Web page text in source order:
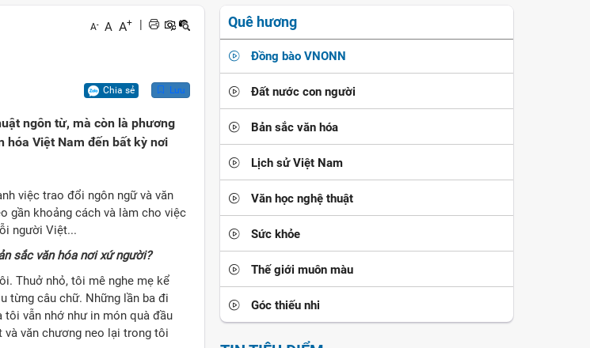
Ca dao tục ngữ
Tiểu thuyết
Sống đẹp
Sống khỏe
Làm đẹp
Ca dao - tục ngữ
Đồng dao
A- A A+
Chia sẻ Lưu
ngôn từ, mà còn là phương
hóa Việt Nam đến bất kỳ nơi
việc trao đổi ngôn ngữ và văn
gần khoảng cách và làm cho việc
người Việt...
sắc văn hóa nơi xứ người?
Thuở nhỏ, tôi mê nghe mẹ kể
từng câu chữ. Những lần ba đi
vẫn nhớ như in món quà đầu
và văn chương neo lại trong tôi
Quê hương
Đồng bào VNONN
Đất nước con người
Bản sắc văn hóa
Lịch sử Việt Nam
Văn học nghệ thuật
Sức khỏe
Thế giới muôn màu
Góc thiếu nhi